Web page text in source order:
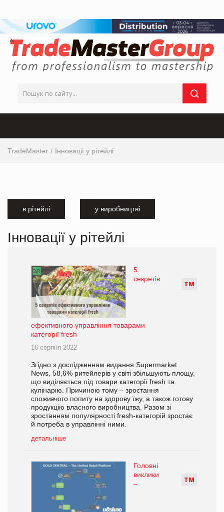
TradeMaster Інновації у рітейлі
в рітейлі у виробництві
Інновації у рітейлі
ТМ
5
секретів
ефективного управління товарами
категорії fresh
16 серпня 2022
Згідно з дослідженням видання Supermarket
News, 58,6% ритейлерів у світі збільшують площу,
що виділяється під товари категорії fresh та
кулінарію. Причиною тому – зростання
споживчого попиту на здорову їжу, а також готову
продукцію власного виробництва. Разом зі
зростанням популярності fresh-категорій зростає
й потреба в управлінні ними.
детальніше
ТМ
Головні
виклики
–